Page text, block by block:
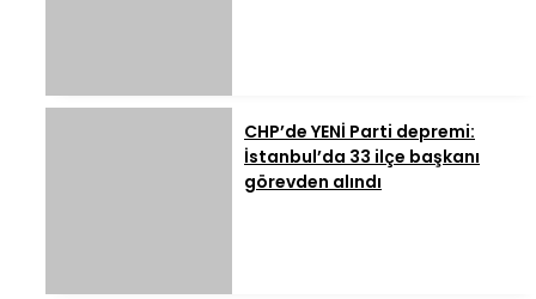
CHP’de YENİ Parti depremi:
İstanbul’da 33 ilçe başkanı
görevden alındı